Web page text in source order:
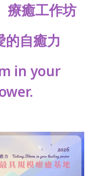
療癒工作坊
的自癒力
in your